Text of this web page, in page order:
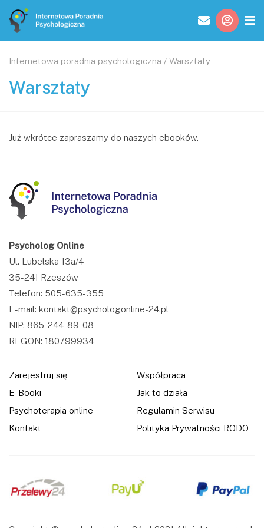
Internetowa poradnia psychologiczna / Warsztaty
Warsztaty
Już wkrótce zapraszamy do naszych ebooków.
Psycholog Online
Ul. Lubelska 13a/4
35-241 Rzeszów
Telefon: 505-635-355
E-mail: kontakt@psychologonline-24.pl
NIP: 865-244-89-08
REGON: 180799934
Zarejestruj się
E-Booki
Psychoterapia online
Kontakt
Współpraca
Jak to działa
Regulamin Serwisu
Polityka Prywatności RODO